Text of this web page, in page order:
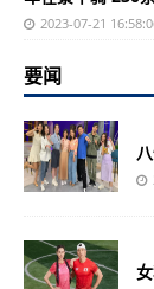
2023-07-21
要闻